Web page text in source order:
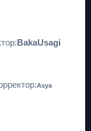
BakaUsagi
Asya